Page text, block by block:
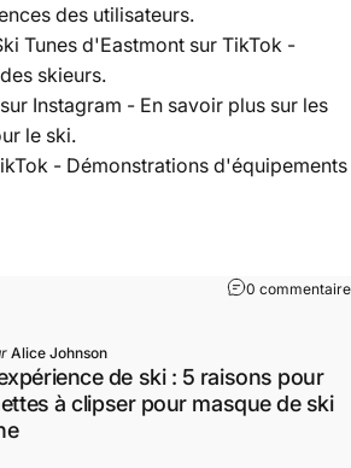
des utilisateurs.
Tunes d'Eastmont sur TikTok -
skieurs.
Instagram - En savoir plus sur les
le ski.
- Démonstrations d'équipements
0 commentaire
Alice Johnson
de ski : 5 raisons pour
à clipser pour masque de ski